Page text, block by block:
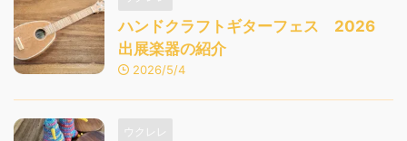
ハンドクラフトギターフェス 2026
出展楽器の紹介
2026/5/4
ウクレレ